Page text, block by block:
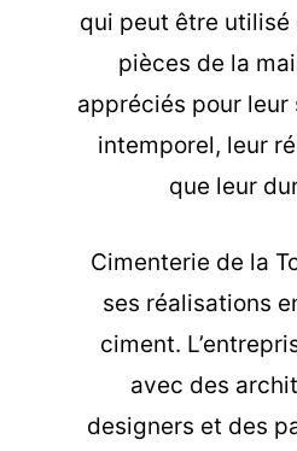
qui peut être utilisé
pièces de la
appréciés pour
intemporel, leur
que leur
Cimenterie de la
ses réalisations
ciment.
avec des
designers et des